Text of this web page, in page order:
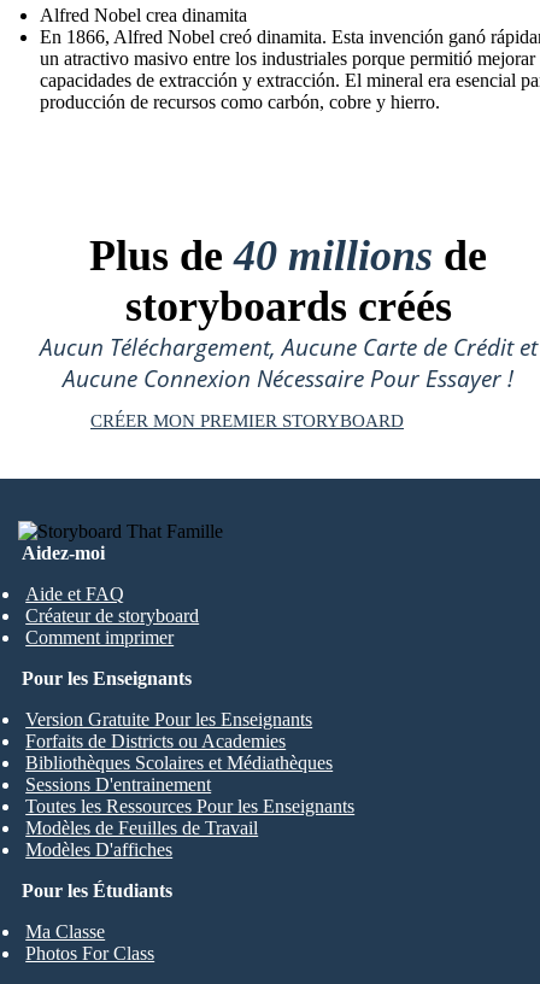
Alfred Nobel crea dinamita
En 1866, Alfred Nobel creó dinamita. Esta invención ganó
un atractivo masivo entre los industriales porque permitió mejorar
capacidades de extracción y extracción. El mineral era esencial
producción de recursos como carbón, cobre y hierro.
Plus de40 millions de
storyboards créés
Aucun Téléchargement, Aucune Carte de Crédit et
Aucune Connexion Nécessaire Pour Essayer !
CRÉER MON PREMIER STORYBOARD
Aidez-moi
Aide et FAQ
Créateur de storyboard
Comment imprimer
Pour les Étudiants
Ma Classe
Photos For Class
Pour les Enseignants
Version Gratuite Pour les Enseignants
Forfaits de Districts ou Academies
Bibliothèques Scolaires et Médiathèques
Sessions D'entrainement
Toutes les Ressources Pour les Enseignants
Modèles de Feuilles de Travail
Modèles D'affiches